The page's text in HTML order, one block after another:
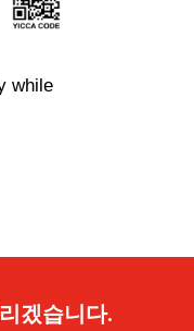
while
겠습니다.